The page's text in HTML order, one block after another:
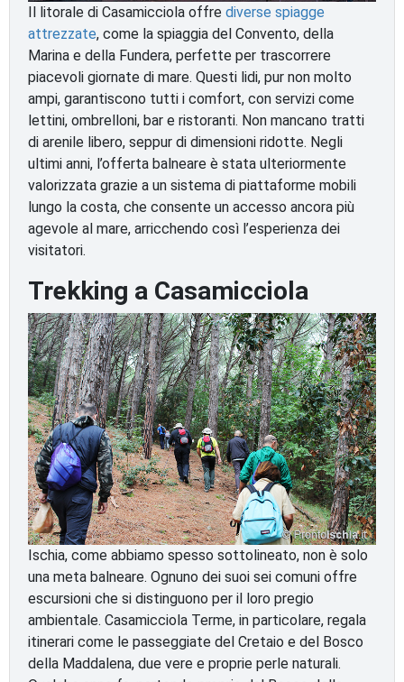
Il litorale di Casamicciola offre diverse spiagge
attrezzate, come la spiaggia del Convento, della
Marina e della Fundera, perfette per trascorrere
piacevoli giornate di mare. Questi lidi, pur non molto
ampi, garantiscono tutti i comfort, con servizi come
lettini, ombrelloni, bar e ristoranti. Non mancano tratti
di arenile libero, seppur di dimensioni ridotte. Negli
ultimi anni, l’offerta balneare è stata ulteriormente
valorizzata grazie a un sistema di piattaforme mobili
lungo la costa, che consente un accesso ancora più
agevole al mare, arricchendo così l’esperienza dei
visitatori.
Trekking a Casamicciola
Ischia, come abbiamo spesso sottolineato, non è solo
una meta balneare. Ognuno dei suoi sei comuni offre
escursioni che si distinguono per il loro pregio
ambientale. Casamicciola Terme, in particolare, regala
itinerari come le passeggiate del Cretaio e del Bosco
della Maddalena, due vere e proprie perle naturali.